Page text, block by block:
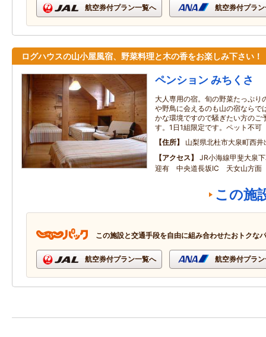
航空券付プラン一覧へ 航空券付プラ
ログハウスの山小屋風宿、野菜料理と木の香をお楽しみ下さい！
ペンション みちくさ
大人専用の宿。旬の野菜たっぷり
や野鳥に会えるのも山の宿ならで
かな環境ですので騒ぎたい方のご
す。1日1組限定です。ペット不可
住所
山梨県北杜市大泉町西
アクセス
JR小海線甲斐大泉
迎有 中央道長坂IC 天女山方面
この施
この施設と交通手段を自由に組み合わせたおトクな
航空券付プラン一覧へ 航空券付プラ